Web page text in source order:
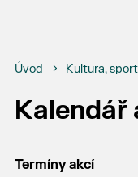
Úvod Kultura,
Kalendář
Termíny akcí